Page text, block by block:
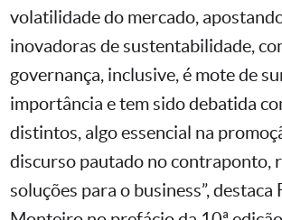
volatilidade do mercado,
inovadoras de sustentabilidade,
governança, inclusive, é mote de
importância e tem sido debatida
distintos, algo essencial na
discurso pautado no contraponto,
soluções para o business”, destaca